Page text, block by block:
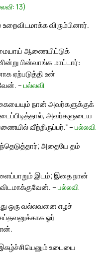
13)
விரும்பினார்.
ஆணையிட்டுக்
பின்வாங்க மாட்டார்:
ஏற்படுத்தி உன்
– பல்லவி
நான் அவர்களுக்குக்
அவர்களுடைய
வீற்றிருப்பர்.” – பல்லவி
அதையே தம்
இடம்; இதை நான்
– பல்லவி
ஒரு வல்லவனை எழச்
ஓர்
உடையை